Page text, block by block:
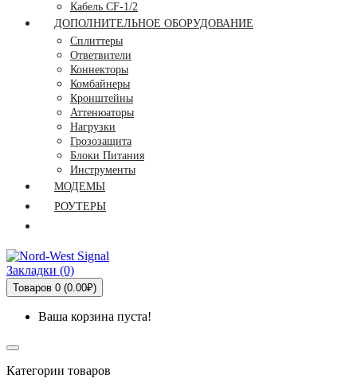
Кабель CF-1/2
ДОПОЛНИТЕЛЬНОЕ ОБОРУДОВАНИЕ
Сплиттеры
Ответвители
Коннекторы
Комбайнеры
Кронштейны
Аттенюаторы
Нагрузки
Грозозащита
Блоки Питания
Инструменты
МОДЕМЫ
РОУТЕРЫ
Закладки (0)
Товаров 0 (0.00₽)
Ваша корзина пуста!
Категории товаров